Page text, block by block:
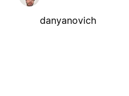
danyanovich